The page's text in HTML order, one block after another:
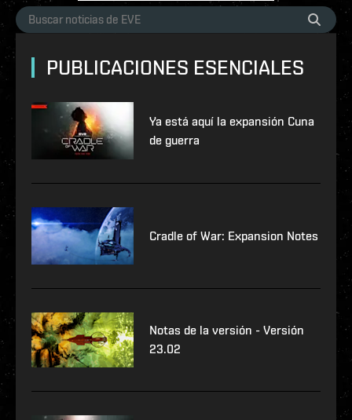
PUBLICACIONES ESENCIALES
Ya está aquí la expansión Cuna
de guerra
Cradle of War: Expansion Notes
Notas de la versión - Versión
23.02